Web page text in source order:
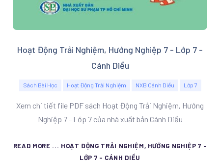
Hoạt Động Trải Nghiệm, Hướng Nghiệp 7 - Lớp 7 -
Cánh Diều
Sách Bài Học Hoạt Động Trải Nghiệm NXB Cánh Diều Lớp 7
Xem chi tiết file PDF sách Hoạt Động Trải Nghiệm, Hướng
Nghiệp 7 - Lớp 7 của nhà xuất bản Cánh Diều
READ MORE ... HOẠT ĐỘNG TRẢI NGHIỆM, HƯỚNG NGHIỆP 7 -
LỚP 7 - CÁNH DIỀU